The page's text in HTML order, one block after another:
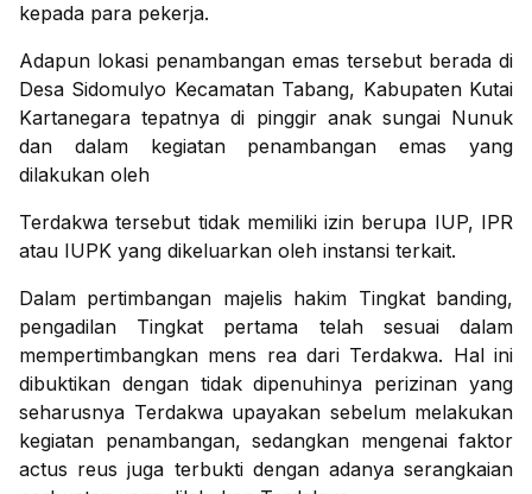
kepada para pekerja.
Adapun lokasi penambangan emas tersebut berada di
Desa Sidomulyo Kecamatan Tabang, Kabupaten Kutai
Kartanegara tepatnya di pinggir anak sungai Nunuk
dan dalam kegiatan penambangan emas yang
dilakukan oleh
Terdakwa tersebut tidak memiliki izin berupa IUP, IPR
atau IUPK yang dikeluarkan oleh instansi terkait.
Dalam pertimbangan majelis hakim Tingkat banding,
pengadilan Tingkat pertama telah sesuai dalam
mempertimbangkan mens rea dari Terdakwa. Hal ini
dibuktikan dengan tidak dipenuhinya perizinan yang
seharusnya Terdakwa upayakan sebelum melakukan
kegiatan penambangan, sedangkan mengenai faktor
actus reus juga terbukti dengan adanya serangkaian